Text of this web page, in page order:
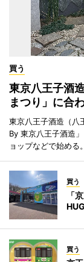
買う
東京八王子酒
まつり」に合
東京八王子酒造（八
By 東京八王子酒造
ョップなどで始める。
買う
「
買う